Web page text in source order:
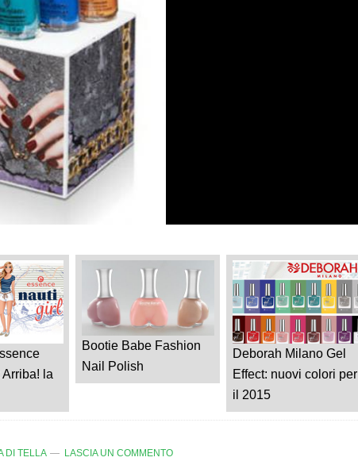
la
Bootie Babe Fashion
Nail Polish
Deborah Milano Gel
Effect: nuovi colori per
il 2015
DI TELLA
LASCIA UN COMMENTO